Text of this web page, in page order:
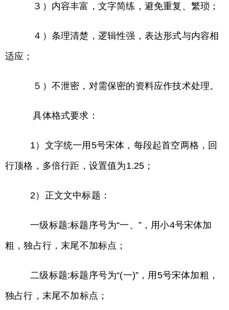
３）内容丰富，文字简练，避免重复、繁琐；
４）条理清楚，逻辑性强，表达形式与内容相
适应；
５）不泄密，对需保密的资料应作技术处理。
具体格式要求：
1）文字统一用5号宋体，每段起首空两格，回
行顶格，多倍行距，设置值为1.25；
2）正文文中标题：
一级标题:标题序号为“一、”，用小4号宋体加
粗，独占行，末尾不加标点；
二级标题:标题序号为“(一)”，用5号宋体加粗，
独占行，末尾不加标点；